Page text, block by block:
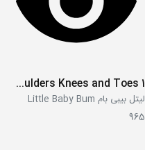
Head Shoulders Knees and Toes 1
لیتل بیبی بام Little Baby Bum
965